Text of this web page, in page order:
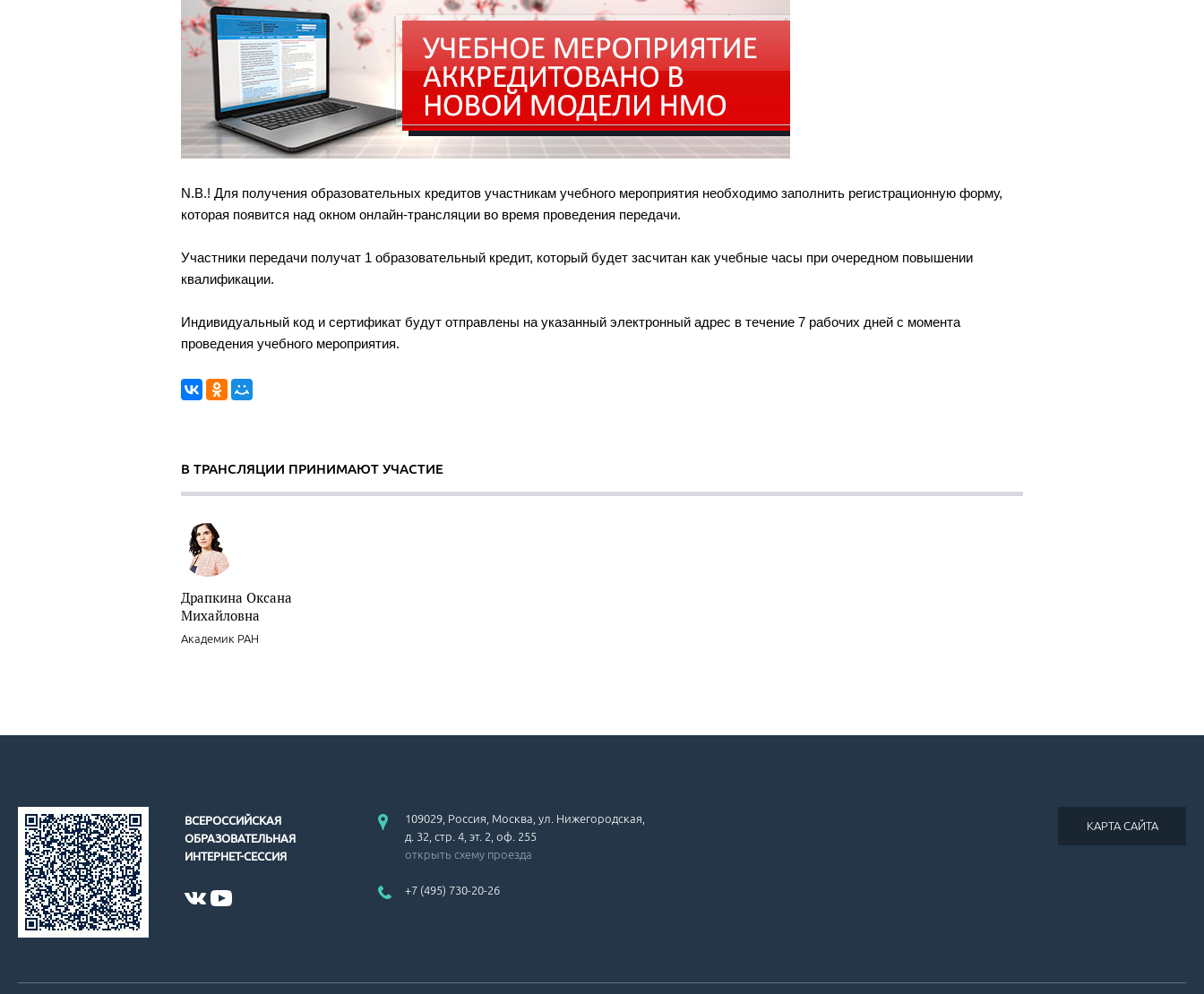
N.B.! Для получения образовательных кредитов участникам учебного мероприятия необходимо заполнить регистрационную форму,
которая появится над окном онлайн-трансляции во время проведения передачи.
Участники передачи получат 1 образовательный кредит, который будет засчитан как учебные часы при очередном повышении
квалификации.
Индивидуальный код и сертификат будут отправлены на указанный электронный адрес в течение 7 рабочих дней с момента
проведения учебного мероприятия.
В ТРАНСЛЯЦИИ ПРИНИМАЮТ УЧАСТИЕ
Драпкина Оксана
Михайловна
Академик РАН
ВСЕРОССИЙСКАЯ
ОБРАЗОВАТЕЛЬНАЯ
ИНТЕРНЕТ-СЕССИЯ
109029, Россия, Москва, ул. Нижегородская,
д. 32, стр. 4, эт. 2, оф. 255
открыть схему проезда
+7 (495) 730-20-26
КАРТА САЙТА